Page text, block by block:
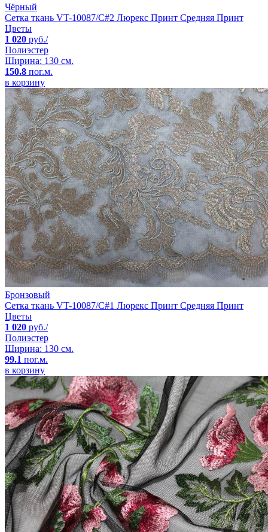
Чёрный
Сетка ткань VT-10087/C#2 Люрекс Принт Средняя Принт
Цветы
1 020 руб./
Полиэстер
Ширина: 130 см.
150.8 пог.м.
в корзину
Бронзовый
Сетка ткань VT-10087/C#1 Люрекс Принт Средняя Принт
Цветы
1 020 руб./
Полиэстер
Ширина: 130 см.
99.1 пог.м.
в корзину